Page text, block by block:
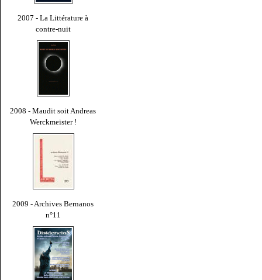
2007 - La Littérature à
contre-nuit
2008 - Maudit soit Andreas
Werckmeister !
2009 - Archives Bernanos
n°11